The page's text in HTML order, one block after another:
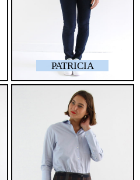
PATRICIA